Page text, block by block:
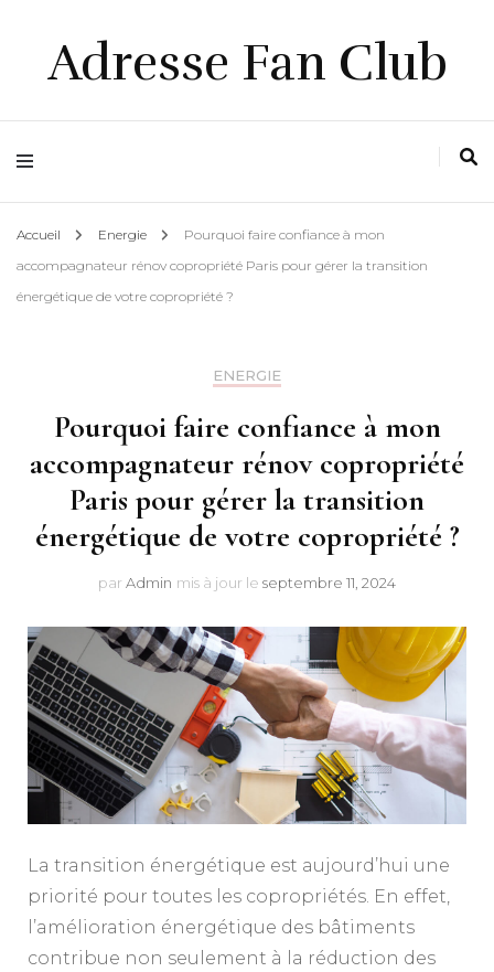
Adresse Fan Club
Accueil Energie
Pourquoi faire confiance à mon
accompagnateur rénov copropriété Paris pour gérer la transition
énergétique de votre copropriété ?
ENERGIE
Pourquoi faire confiance à mon
accompagnateur rénov copropriété
Paris pour gérer la transition
énergétique de votre copropriété ?
par Admin mis à jour le septembre 11, 2024
La transition énergétique est aujourd’hui une
priorité pour toutes les copropriétés. En effet,
l’amélioration énergétique des bâtiments
contribue non seulement à la réduction des